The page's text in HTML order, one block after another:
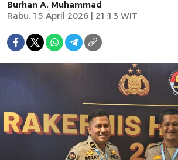
Burhan A. Muhammad
Rabu, 15 April 2026 | 21:13 WIT